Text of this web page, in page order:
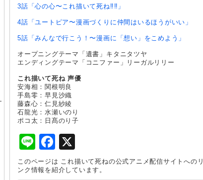
3話「心の心〜これ描いて死ね‼︎‼︎」
4話「ユートピア〜漫画づくりに仲間はいるほうがいい」
5話「みんなで行こう！〜漫画に「想い」をこめよう」
オープニングテーマ「遺書」キタニタツヤ
エンディングテーマ「コニファー」リーガルリリー
これ描いて死ね 声優
安海相：関根明良
手島零：早見沙織
藤森心：仁見紗綾
石龍光：水瀬いのり
ポコ太：日髙のり子
LineFacebook
このページは これ描いて死ねの公式アニメ配信サイトへのリ
ンク情報を紹介しています。